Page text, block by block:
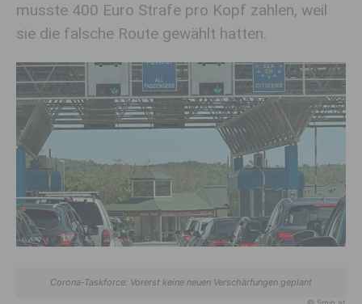
musste 400 Euro Strafe pro Kopf zahlen, weil
sie die falsche Route gewählt hatten.
Corona-Taskforce: Vorerst keine neuen Verschärfungen geplant